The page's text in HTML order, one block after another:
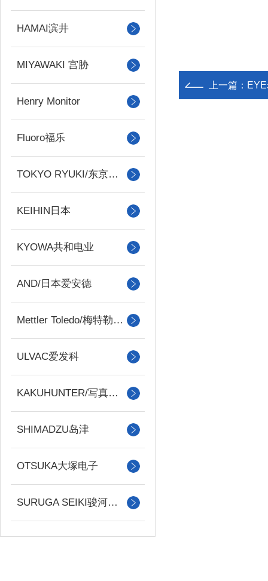
HAMAI滨井
MIYAWAKI 宫胁
Henry Monitor
Fluoro福乐
TOKYO RYUKI/东京流机
KEIHIN日本
KYOWA共和电业
AND/日本爱安德
Mettler Toledo/梅特勒托利多
ULVAC爱发科
KAKUHUNTER/写真化学
SHIMADZU岛津
OTSUKA大塚电子
SURUGA SEIKI骏河精机
上一篇：